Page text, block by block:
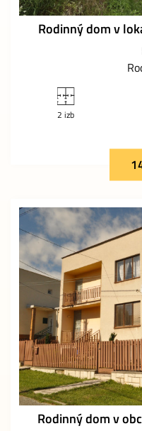
Rodinný dom v
2 izb
Rodinný dom v